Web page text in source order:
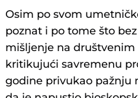
Osim po svom
poznat i po tome što
mišljenje na društvenim
kritikujući savremenu
godine privukao pažnju